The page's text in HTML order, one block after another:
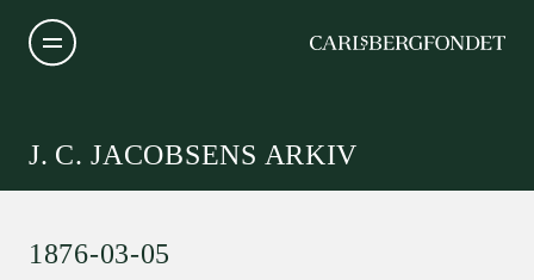
J. C. JACOBSENS ARKIV
1876-03-05